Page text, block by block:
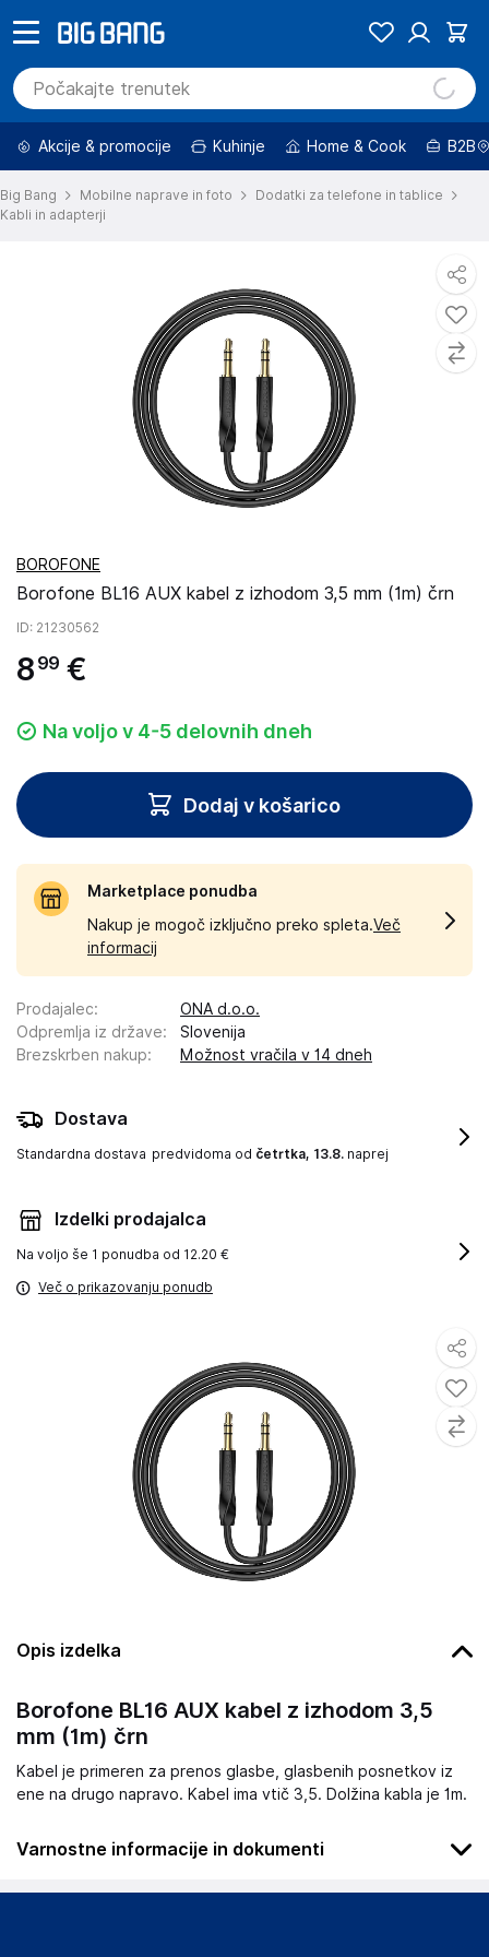
Akcije & promocije Kuhinje Home & Cook B2B
Big Bang Mobilne naprave in foto
Dodatki za telefone in tablice
Kabli in adapterji
Opis izdelka
Borofone BL16 AUX kabel z izhodom 3,5
mm (1m) črn
Kabel je primeren za prenos glasbe, glasbenih posnetkov iz
ene na drugo napravo. Kabel ima vtič 3,5. Dolžina kabla je 1m.
Varnostne informacije in dokumenti
Podatki o proizvajalcu
BOROFONE
Borofone BL16 AUX kabel z izhodom 3,5 mm (1m) črn
ID: 21230562
8 99 €
Na voljo v 4-5 delovnih dneh
Dodaj v košarico
Marketplace ponudba
Nakup je mogoč izključno preko spleta.Več
informacij
Prodajalec:
ONA d.o.o.
Odpremlja iz države:
Slovenija
Brezskrben nakup: Možnost vračila v 14 dneh
Dostava
Standardna dostava predvidoma od četrtka, 13.8. naprej
Izdelki prodajalca
Na voljo še 1 ponudba od 12.20 €
Več o prikazovanju ponudb